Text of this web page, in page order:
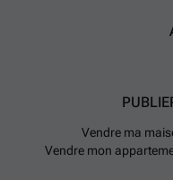
minutes en voiture.
passent aussi par
De Lijn desservent la
Les familles ont à
Vendre ma
Vendre mon